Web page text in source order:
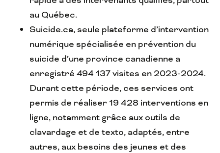
au Québec.
Suicide.ca, seule plateforme d’intervention
numérique spécialisée en prévention du
suicide d’une province canadienne a
enregistré 494 137 visites en 2023-2024.
Durant cette période, ces services ont
permis de réaliser 19 428 interventions en
ligne, notamment grâce aux outils de
clavardage et de texto, adaptés, entre
autres, aux besoins des jeunes et des